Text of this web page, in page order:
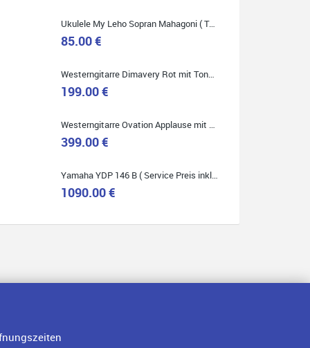
Quelle: Google-Rezension
Ukulele My Leho Sopran Mahagoni ( Top Empfehlung ! )
85.00 €
199.00 €
399.00 €
1090.00 €